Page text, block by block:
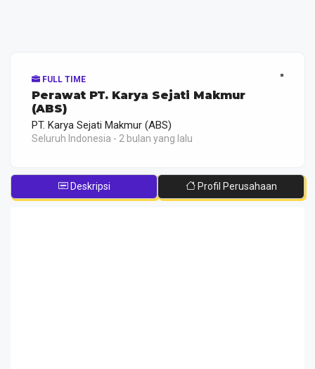
FULL TIME
Perawat PT. Karya Sejati Makmur
(ABS)
PT. Karya Sejati Makmur (ABS)
Seluruh Indonesia - 2 bulan yang lalu
Deskripsi Profil Perusahaan